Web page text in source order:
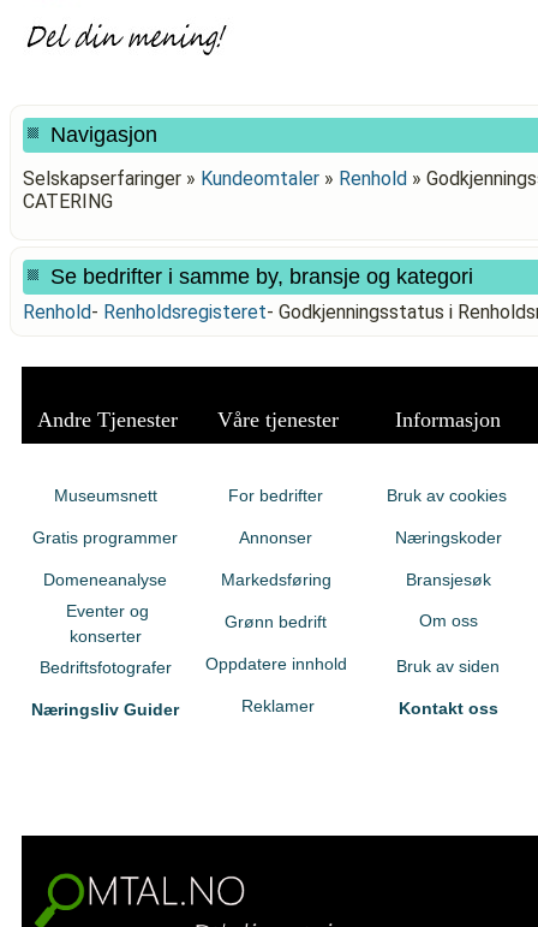
Navigasjon
Selskapserfaringer » Kundeomtaler » Renhold »
CATERING
Se bedrifter i samme by, bransje og kategori
Renhold- Renholdsregisteret- Godkjenningsstatus i
Andre Tjenester Våre tjenester Informasjon
Museumsnett
Gratis programmer
Domeneanalyse
Eventer og
konserter
Bedriftsfotografer
Næringsliv Guider
For bedrifter
Annonser
Markedsføring
Grønn bedrift
Oppdatere innhold
Reklamer
Bruk av cookies
Næringskoder
Bransjesøk
Om oss
Bruk av siden
Kontakt oss